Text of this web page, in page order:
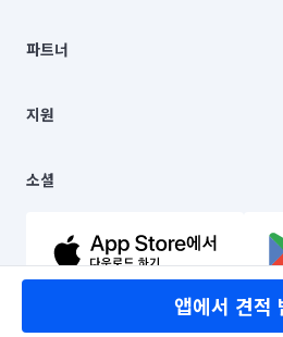
앱에서 견적
주소 | 본사: 서울특별시 종로구 율곡로 6(
컨택센터 : 서울특별시 종로구 수송동 율곡
상품, 상품정보, 거래에 관한 의무와 책임은
언론 보도 관련 문의:
© 유한회사 미소. Miso, Inc. All Rights
채용
파트너
이사
지원
이용약관
문의하기
소셜
유튜브